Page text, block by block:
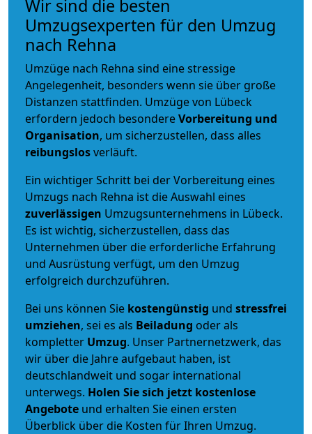
Wir sind die besten
Umzugsexperten für den Umzug
nach Rehna
Umzüge nach Rehna sind eine stressige
Angelegenheit, besonders wenn sie über große
Distanzen stattfinden. Umzüge von Lübeck
erfordern jedoch besondereVorbereitung und
Organisation, um sicherzustellen, dass alles
reibungslosverläuft.
Ein wichtiger Schritt bei der Vorbereitung eines
Umzugs nach Rehna ist die Auswahl eines
zuverlässigen Umzugsunternehmens in Lübeck.
Es ist wichtig, sicherzustellen, dass das
Unternehmen über die erforderliche Erfahrung
und Ausrüstung verfügt, um den Umzug
erfolgreich durchzuführen.
Bei uns können Sie kostengünstig und stressfrei
umziehen, sei es als Beiladung oder als
kompletter Umzug. Unser Partnernetzwerk, das
wir über die Jahre aufgebaut haben, ist
deutschlandweit und sogar international
unterwegs. Holen Sie sich jetzt kostenlose
Angebote und erhalten Sie einen ersten
Überblick über die Kosten für Ihren Umzug.